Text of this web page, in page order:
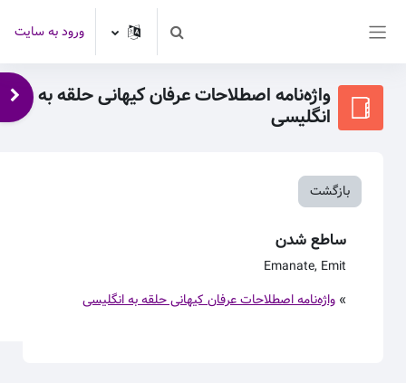
Toggle search inputورود به سایت
واژه‌نامه اصطلاحات عرفان کیهانی حلقه به
انگلیسی
بازگشت
ساطع شدن
Emanate, Emit
» واژه‌نامه اصطلاحات عرفان کیهانی حلقه به انگلیسی